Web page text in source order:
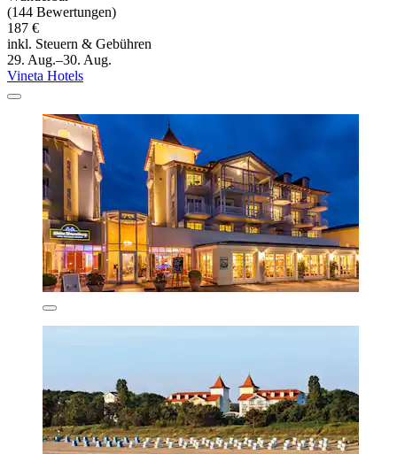
(144 Bewertungen)
187 €
inkl. Steuern & Gebühren
29. Aug.–30. Aug.
Vineta Hotels